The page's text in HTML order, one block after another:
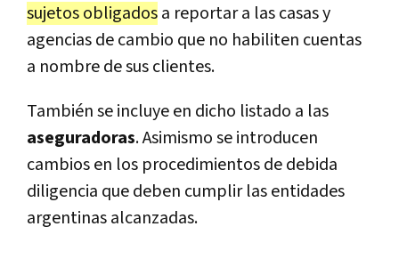
sujetos obligadosa reportar a las casas y
agencias de cambio que no habiliten cuentas
a nombre de sus clientes.
También se incluye en dicho listado a las
aseguradoras. Asimismo se introducen
cambios en los procedimientos de debida
diligencia que deben cumplir las entidades
argentinas alcanzadas.